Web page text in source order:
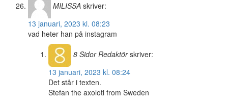
MILISSA skriver:
13 januari, 2023 kl. 08:23
vad heter han på instagram
8 SidorRedaktör skriver:
13 januari, 2023 kl. 08:24
Det står i texten.
Stefan the axolotl from Sweden